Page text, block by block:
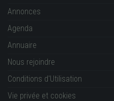
Annonces
Agenda
Annuaire
Nous rejoindre
Conditions d'Utilisation
Vie privée et cookies